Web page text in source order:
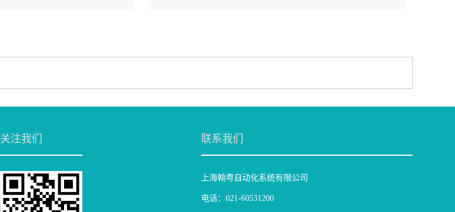
关注我们 联系我们
上海翰粤自动化系统有限公司
电话：021-60531200